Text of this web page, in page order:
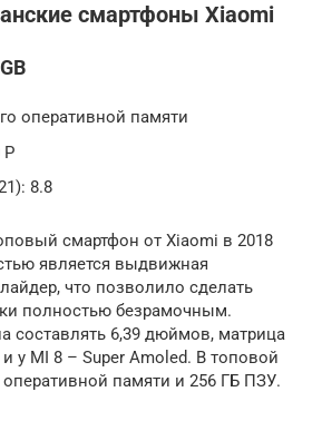
смартфоны Xiaomi
оперативной памяти
Р
8.8
смартфон от Xiaomi в 2018
является выдвижная
что позволило сделать
полностью безрамочным.
составлять 6,39 дюймов, матрица
у MI 8 – Super Amoled. В топовой
памяти и 256 ГБ ПЗУ.